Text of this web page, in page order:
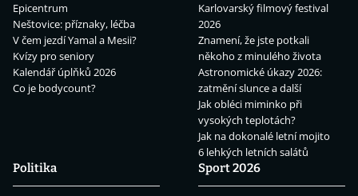
Epicentrum
Neštovice: příznaky, léčba
V čem jezdí Yamal a Mesii?
Kvízy pro seniory
Kalendář úplňků 2026
Co je bodycount?
Karlovarský filmový festival
2026
Znamení, že jste potkali
někoho z minulého života
Astronomické úkazy 2026:
zatmění slunce a další
Jak obléci miminko při
vysokých teplotách?
Jak na dokonalé letní mojito
6 lehkých letních salátů
Politika
Sport 2026